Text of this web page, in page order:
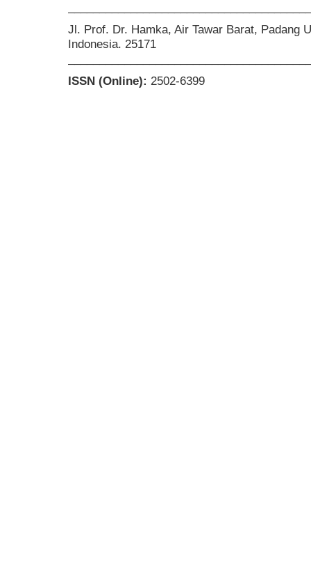
Jl. Prof. Dr. Hamka, Air Tawar Barat, Padang
Indonesia. 25171
ISSN (Online): 2502-6399